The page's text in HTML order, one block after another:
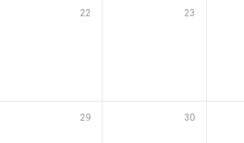
22 23
29 30